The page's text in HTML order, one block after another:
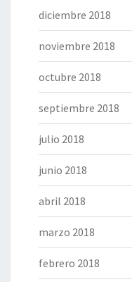
diciembre 2018
noviembre 2018
octubre 2018
septiembre 2018
julio 2018
junio 2018
abril 2018
marzo 2018
febrero 2018